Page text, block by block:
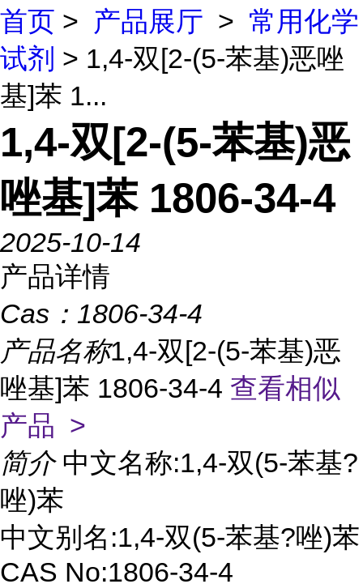
首页 > 产品展厅 > 常用化学
试剂 > 1,4-双[2-(5-苯基)恶唑
基]苯 1...
1,4-双[2-(5-苯基)恶
唑基]苯 1806-34-4
2025-10-14
产品详情
Cas： 1806-34-4
产品名称1,4-双[2-(5-苯基)恶
唑基]苯 1806-34-4 查看相似
产品 >
简介 中文名称:1,4-双(5-苯基?
唑)苯
中文别名:1,4-双(5-苯基?唑)苯
CAS No:1806-34-4